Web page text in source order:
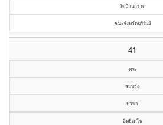
วัดบ้านกรวด
คณะจังหวัดบุรีรัมย์
41
พระ
สมหวัง
บัวพา
อิทฺธิเตโช